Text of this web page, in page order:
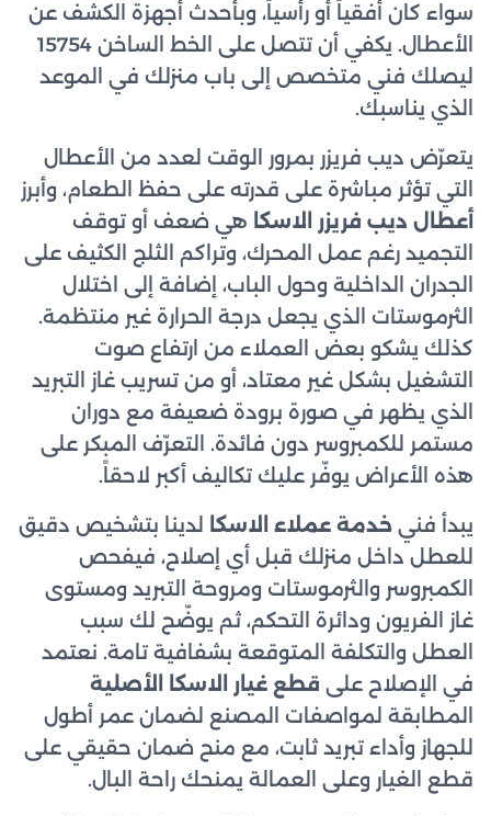
سواء كان أفقياً أو رأسياً، وبأحدث أجهزة الكشف عن
الأعطال. يكفي أن تتصل على الخط الساخن 15754
ليصلك فني متخصص إلى باب منزلك في الموعد
الذي يناسبك.
يتعرّض ديب فريزر بمرور الوقت لعدد من الأعطال
التي تؤثر مباشرة على قدرته على حفظ الطعام، وأبرز
أعطال ديب فريزر الاسكا هي ضعف أو توقف
التجميد رغم عمل المحرك، وتراكم الثلج الكثيف على
الجدران الداخلية وحول الباب، إضافة إلى اختلال
الثرموستات الذي يجعل درجة الحرارة غير منتظمة.
كذلك يشكو بعض العملاء من ارتفاع صوت
التشغيل بشكل غير معتاد، أو من تسريب غاز التبريد
الذي يظهر في صورة برودة ضعيفة مع دوران
مستمر للكمبروسر دون فائدة. التعرّف المبكر على
هذه الأعراض يوفّر عليك تكاليف أكبر لاحقاً.
يبدأ فني خدمة عملاء الاسكا لدينا بتشخيص دقيق
للعطل داخل منزلك قبل أي إصلاح، فيفحص
الكمبروسر والثرموستات ومروحة التبريد ومستوى
غاز الفريون ودائرة التحكم، ثم يوضّح لك سبب
العطل والتكلفة المتوقعة بشفافية تامة. نعتمد
في الإصلاح على قطع غيار الاسكا الأصلية
المطابقة لمواصفات المصنع لضمان عمر أطول
للجهاز وأداء تبريد ثابت، مع منح ضمان حقيقي على
قطع الغيار وعلى العمالة يمنحك راحة البال.